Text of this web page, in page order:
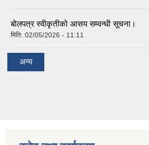
बोलपत्र स्वीकृतीको आसय सम्वन्धी सूचना।
मिति: 02/05/2026 - 11:11
अन्य